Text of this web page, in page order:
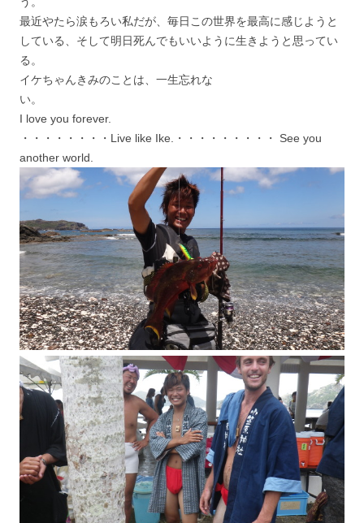
最近やたら涙もろい私だが、毎日この世界を最高に感じようと
している、そして明日死んでもいいように生きようと思ってい
る。
イケちゃんきみのことは、一生忘れな
い。
I love you forever.
・・・・・・・・Live like Ike.・・・・・・・・・ See you
another world.